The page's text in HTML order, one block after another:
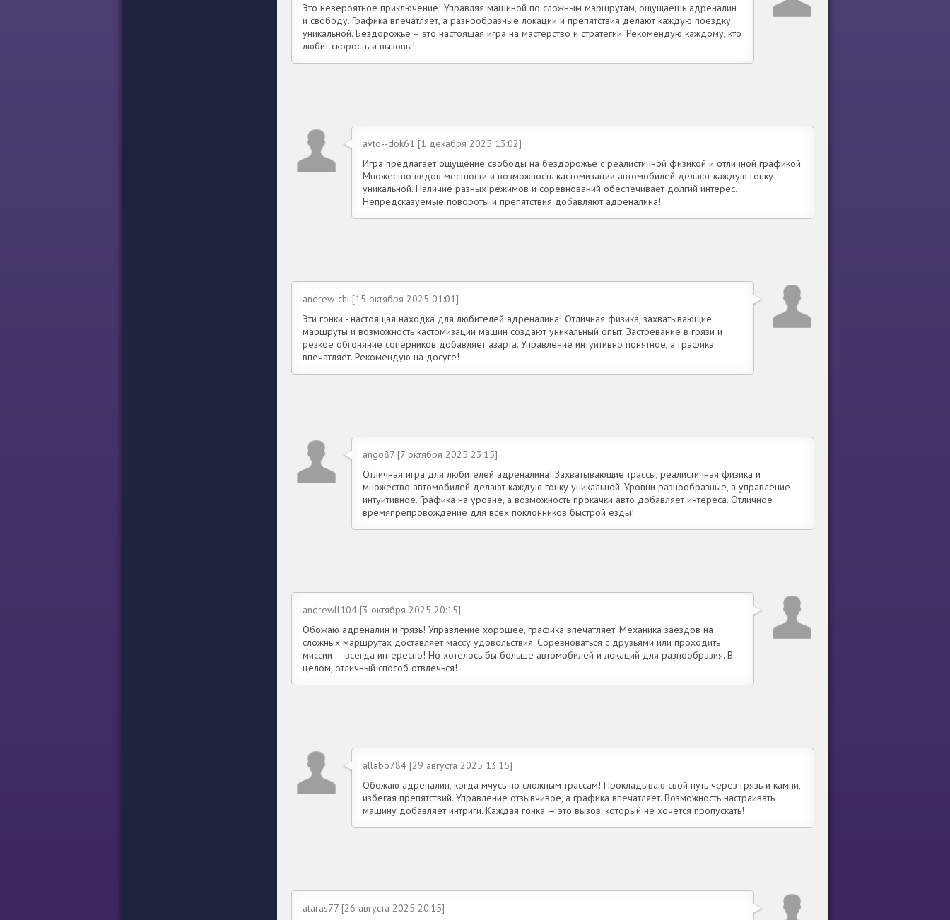
Это невероятное приключение! Управляя машиной по сложным маршрутам, ощущаешь адреналин
и свободу. Графика впечатляет, а разнообразные локации и препятствия делают каждую поездку
уникальной. Бездорожье – это настоящая игра на мастерство и стратегии. Рекомендую каждому, кто
любит скорость и вызовы!
avto--dok61 [1 декабря 2025 13:02]
Игра предлагает ощущение свободы на бездорожье с реалистичной физикой и отличной графикой.
Множество видов местности и возможность кастомизации автомобилей делают каждую гонку
уникальной. Наличие разных режимов и соревнований обеспечивает долгий интерес.
Непредсказуемые повороты и препятствия добавляют адреналина!
andrew-chi [15 октября 2025 01:01]
Эти гонки - настоящая находка для любителей адреналина! Отличная физика, захватывающие
маршруты и возможность кастомизации машин создают уникальный опыт. Застревание в грязи и
резкое обгоняние соперников добавляет азарта. Управление интуитивно понятное, а графика
впечатляет. Рекомендую на досуге!
ango87 [7 октября 2025 23:15]
Отличная игра для любителей адреналина! Захватывающие трассы, реалистичная физика и
множество автомобилей делают каждую гонку уникальной. Уровни разнообразные, а управление
интуитивное. Графика на уровне, а возможность прокачки авто добавляет интереса. Отличное
времяпрепровождение для всех поклонников быстрой езды!
andrewll104 [3 октября 2025 20:15]
Обожаю адреналин и грязь! Управление хорошее, графика впечатляет. Механика заездов на
сложных маршрутах доставляет массу удовольствия. Соревноваться с друзьями или проходить
миссии — всегда интересно! Но хотелось бы больше автомобилей и локаций для разнообразия. В
целом, отличный способ отвлечься!
allabo784 [29 августа 2025 13:15]
Обожаю адреналин, когда мчусь по сложным трассам! Прокладываю свой путь через грязь и камни,
избегая препятствий. Управление отзывчивое, а графика впечатляет. Возможность настраивать
машину добавляет интриги. Каждая гонка — это вызов, который не хочется пропускать!
ataras77 [26 августа 2025 20:15]